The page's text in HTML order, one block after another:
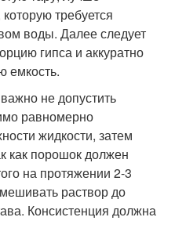
требуется
воды. Далее следует
гипса и аккуратно
емкость.
не допустить
равномерно
жидкости, затем
как порошок должен
на протяжении 2-3
раствор до
Консистенция должна